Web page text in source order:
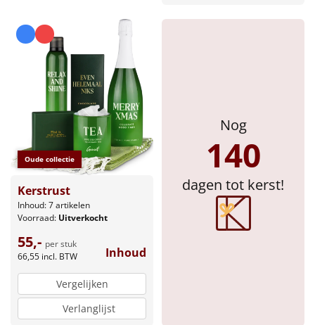
Oude collectie
Kerstrust
Inhoud: 7 artikelen
Voorraad: Uitverkocht
55,- per stuk
66,55 incl. BTW Inhoud
Vergelijken
Verlanglijst
Nog
140
dagen tot kerst!